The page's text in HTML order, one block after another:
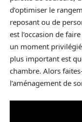
d’optimiser le
reposant ou de
est l’occasion de
un moment
plus important est
chambre. Alors
l’aménagement de